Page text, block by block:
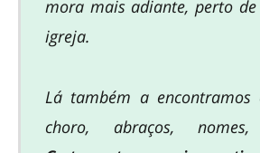
mora mais adiante, perto
igreja.
Lá também a
choro, abraços, nomes,